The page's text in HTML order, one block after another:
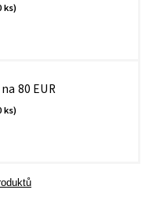
ks)
80 EUR
ks)